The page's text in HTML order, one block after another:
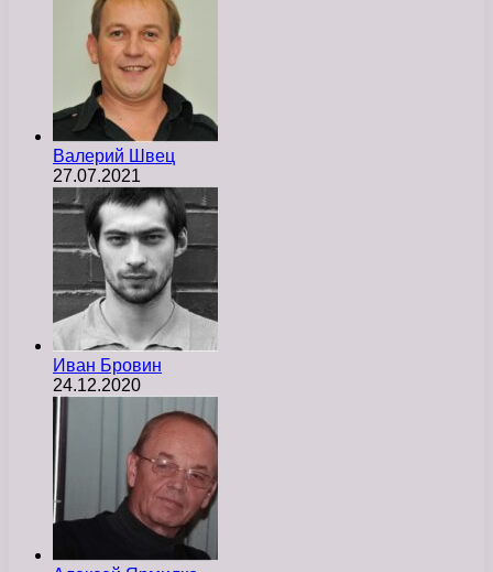
Валерий Швец
27.07.2021
Иван Бровин
24.12.2020